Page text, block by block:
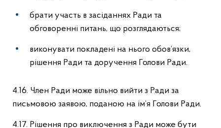
брати участь в засіданнях Ради та
обговоренні питань, що розглядаються;
виконувати покладені на нього обов’язки,
рішення Ради та доручення Голови Ради.
4.16. Член Ради може вільно вийти з Ради за
письмовою заявою, поданою на ім’я Голови Ради.
4.17. Рішення про виключення з Ради може бути